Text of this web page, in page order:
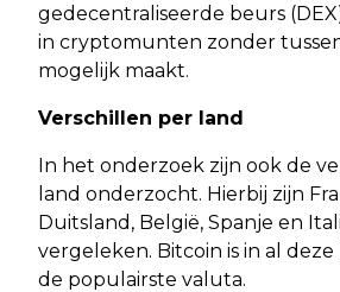
gedecentraliseerde beurs
in cryptomunten zonder
mogelijk maakt.
Verschillen per land
In het onderzoek zijn ook de
land onderzocht. Hierbij zijn
Duitsland, België, Spanje en
vergeleken. Bitcoin is in al
de populairste valuta.